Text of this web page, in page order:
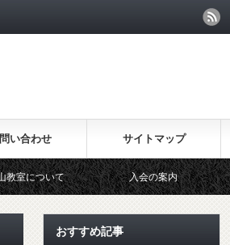
い合わせ サイトマップ
入会の案内 会のあらまし
おすすめ記事